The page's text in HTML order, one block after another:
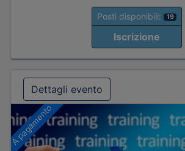
Posti disponibili: 19
Iscrizione
Dettagli evento
A pagamento